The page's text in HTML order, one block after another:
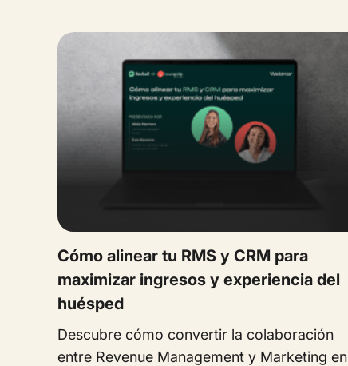
Cómo alinear tu RMS y CRM para
maximizar ingresos y experiencia del
huésped
Descubre cómo convertir la colaboración
entre Revenue Management y Marketing en